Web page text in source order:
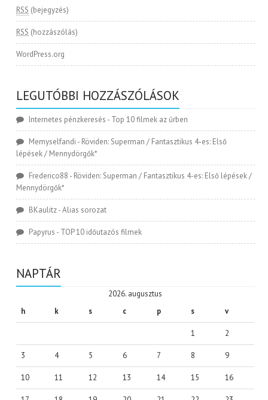
RSS (bejegyzés)
RSS (hozzászólás)
WordPress.org
LEGUTÓBBI HOZZÁSZÓLÁSOK
Internetes pénzkeresés - Top 10 filmek az űrben
Memyselfandi - Röviden: Superman / Fantasztikus 4-es: Első
lépések / Mennydörgők*
Frederico88 - Röviden: Superman / Fantasztikus 4-es: Első lépések /
Mennydörgők*
BKaulitz-Alias sorozat
Papyrus - TOP 10 időutazós filmek
NAPTÁR
2026. augusztus
h
k s c p s v
1 2
3 4 5 6 7 8 9
10 11 12 13 14 15 16